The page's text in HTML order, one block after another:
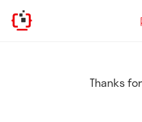
Thanks